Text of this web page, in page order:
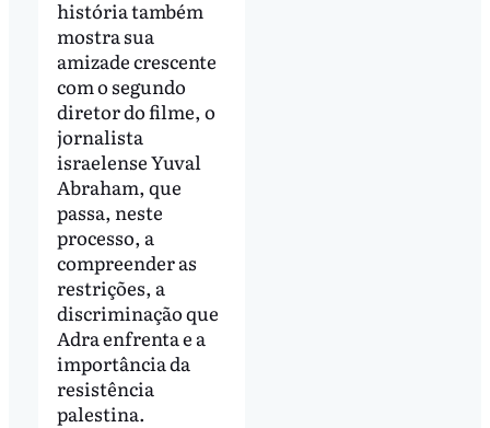
história também
mostra sua
amizade crescente
com o segundo
diretor do filme, o
jornalista
israelense Yuval
Abraham, que
passa, neste
processo, a
compreender as
restrições, a
discriminação que
Adra enfrenta e a
importância da
resistência
palestina.